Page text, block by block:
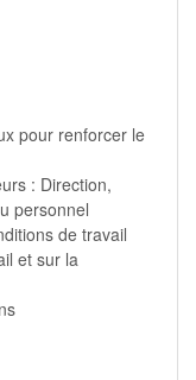
pour renforcer le
: Direction,
personnel
de travail
et sur la